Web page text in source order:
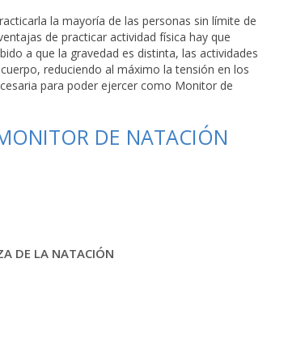
la mayoría de las personas sin límite de
de practicar actividad física hay que
a que la gravedad es distinta, las actividades
reduciendo al máximo la tensión en los
para poder ejercer como Monitor de
DE NATACIÓN
DE LA NATACIÓN